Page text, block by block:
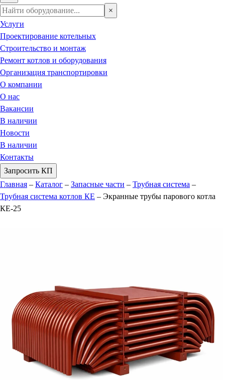
×
Услуги
Проектирование котельных
Строительство и монтаж
Ремонт котлов и оборудования
Организация транспортировки
О компании
О нас
Вакансии
В наличии
Новости
В наличии
Контакты
Запросить КП
Главная – Каталог – Запасные части – Трубная система –
Трубная система котлов КЕ – Экранные трубы парового котла
КЕ-25